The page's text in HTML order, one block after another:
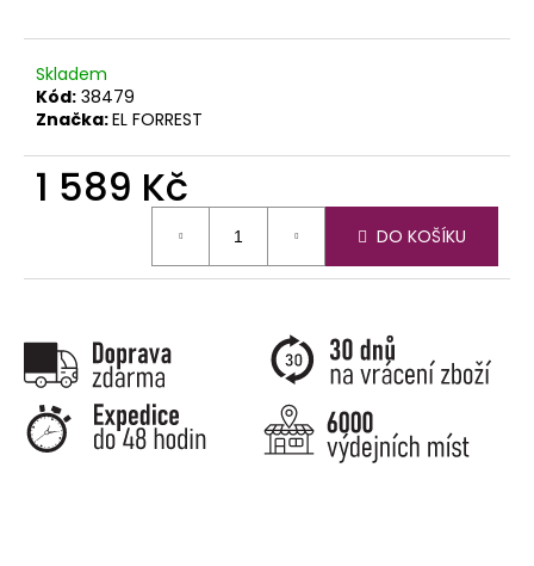
Skladem
Kód: 38479
Značka:EL FORREST
1 589 Kč
DO KOŠÍKU
u
e
m
e